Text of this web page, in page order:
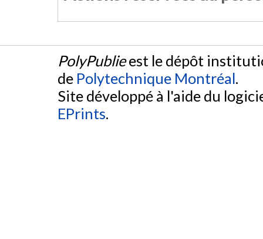
PolyPublieest le dépôt
de Polytechnique Montréal.
Site développé à l'aide du
EPrints.